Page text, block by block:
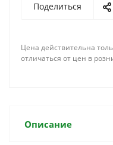
Поделиться
Цена действительна
отличаться от цен в
Описание